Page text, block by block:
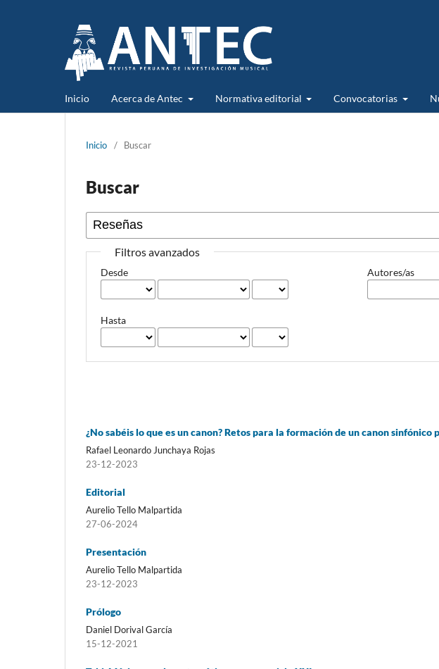
Inicio Acerca de Antec Normativa editorial Convocatorias
Inicio / Buscar
Buscar
Filtros avanzados
Desde
Hasta
Autores/as
¿No sabéis lo que es un canon? Retos para la formación de un canon sinfónico
Rafael Leonardo Junchaya Rojas
23-12-2023
Editorial
Aurelio Tello Malpartida
27-06-2024
Presentación
Aurelio Tello Malpartida
23-12-2023
Prólogo
Daniel Dorival García
15-12-2021